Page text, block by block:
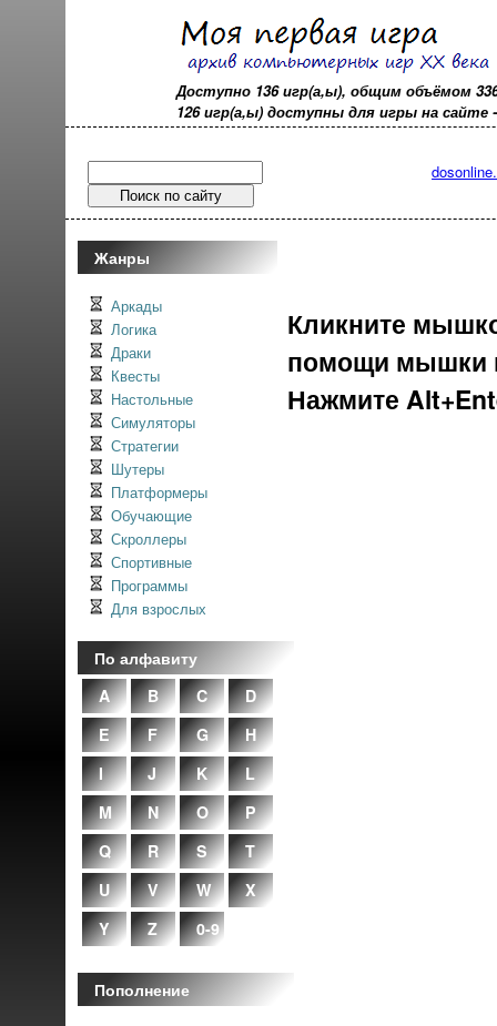
Доступно 136 игр(а,ы), общим объёмом
126 игр(а,ы) доступны для игры на сайте
Жанры
Аркады
Логика
Драки
Квесты
Настольные
Симуляторы
Стратегии
Шутеры
Платформеры
Обучающие
Скроллеры
Спортивные
Программы
Для взрослых
По алфавиту
A
B C
D
E
F G
H
I
J K
L
M
N O
P
Q
R S
T
U
V W
X
Y
Z 0-9
Пополнение
Кликните
помощи мышки
Нажмите